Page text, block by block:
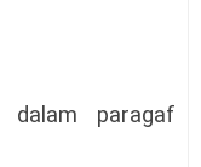
dalam paragaf